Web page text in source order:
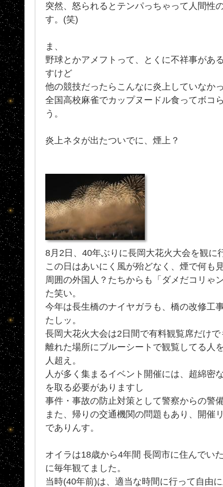
突然、怒られるとテンパっちゃって人間性
す。(笑)
ま、
野球とかアメフトって、とくに不祥事があ
すけど
他の競技だったらこんなに炎上していなか
全国高校麻雀でカップヌードル食ってボ
う。
炎上ネタが出たついでに、煙上？
8月2日、40年ぶりに長岡大花火大会を観に
この日はあいにく風が殆どなく、煙で何も
周囲の外国人？たちからも「ダメだコリゃ
た笑い。
今年は長生橋のナイヤガラも、橋の改修工
たしッ。
長岡大花火大会は2日間で有料観覧席だけ
離れた場所にブルーシートで観覧してる人
人超え。
人が多く集まるイベント開催には、超綿密
を取る必要がありますし
事件・事故の防止対策として警察からの警
また、帰りの交通機関の問題もあり、開催
でありんす。
オイラは18歳から4年間 長岡市に住んでい
に毎年観てました。
当時(40年前)は、適当な時間に行って自由